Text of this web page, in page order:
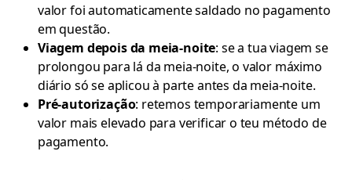
valor foi automaticamente saldado no pagamento
em questão.
Viagem depois da meia-noite: se a tua viagem se
prolongou para lá da meia-noite, o valor máximo
diário só se aplicou à parte antes da meia-noite.
Pré-autorização: retemos temporariamente um
valor mais elevado para verificar o teu método de
pagamento.